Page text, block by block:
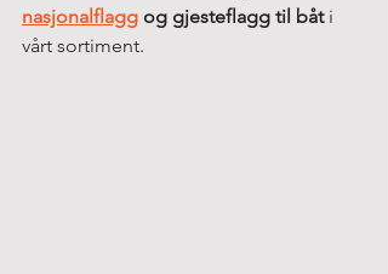
nasjonalflagg og gjesteflagg til båt i
vårt sortiment.